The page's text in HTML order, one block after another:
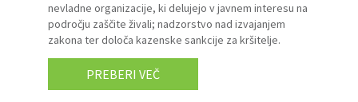
nevladne organizacije, ki delujejo v javnem interesu na
področju zaščite živali; nadzorstvo nad izvajanjem
zakona ter določa kazenske sankcije za kršitelje.
PREBERI VEČ